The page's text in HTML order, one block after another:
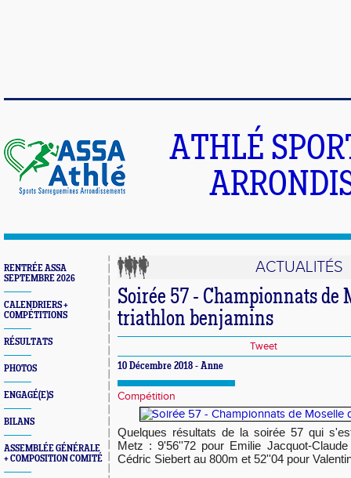
ATHLÉ
RENTRÉE ASSA
SEPTEMBRE 2026
CALENDRIERS +
COMPÉTITIONS
RÉSULTATS
PHOTOS
ENGAGÉ(E)S
BILANS
ASSEMBLÉE GÉNÉRALE
+ COMPOSITION COMITÉ
ACTUALITÉS
Soirée 57 - Championnats de
triathlon benjamins
Tweet
10 Décembre 2018 - Anne
Compétition
Quelques résultats de la soirée 57 qui
Metz : 9'56''72 pour Emilie Jacquot-
Cédric Siebert au 800m et 52''04 pour